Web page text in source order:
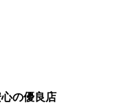
の優良店